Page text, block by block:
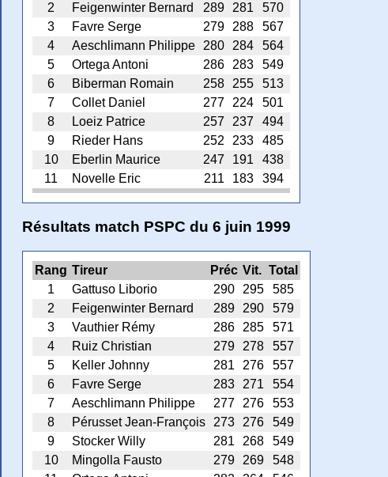
2
Feigenwinter Bernard 289 281
570
3
Favre Serge 279 288
567
4
Aeschlimann Philippe 280 284
564
5
Ortega Antoni 286 283
549
6
Biberman Romain 258 255
513
7
Collet Daniel 277 224
501
8
Loeiz Patrice 257 237
494
9
Rieder Hans 252 233
485
10
Eberlin Maurice 247 191
438
11
Novelle Eric 211 183 394
Résultats match PSPC du 6 juin 1999
Rang Tireur Préc Vit. Total
1
Gattuso Liborio 290 295
585
2
Feigenwinter Bernard 289 290
579
3
Vauthier Rémy 286 285
571
4
Ruiz Christian 279 278
557
5
Keller Johnny 281 276
557
6
Favre Serge 283 271
554
7
Aeschlimann Philippe 277 276
553
8
Pérusset Jean-François 273 276
549
9
Stocker Willy 281 268
549
10
Mingolla Fausto 279 269
548